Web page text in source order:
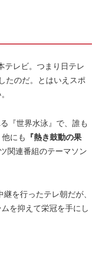
レビ。つまり日テレ
たのだ。とはいえスポ
『世界水泳』で、誰も
他にも
『熱き鼓動の果
関連番組のテーマソン
を行ったテレ朝だが、
を抑えて栄冠を手にし